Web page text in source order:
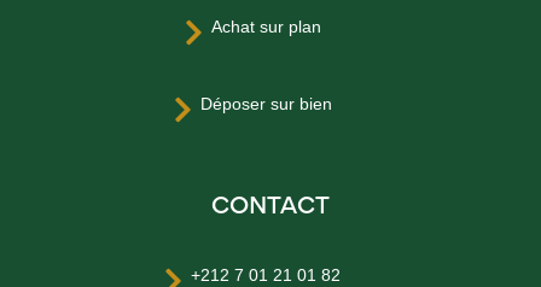
 Achat sur plan
 Déposer sur bien
CONTACT
 +212 7 01 21 01 82